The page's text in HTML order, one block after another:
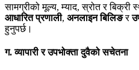
सामग्रीको मूल्य, म्याद, स्रोत र बिक्री
आधारित प्रणाली, अनलाइन बिलिङर
हुनुपर्छ।
ग. व्यापारी र उपभोक्ता दुवैको सचेतना